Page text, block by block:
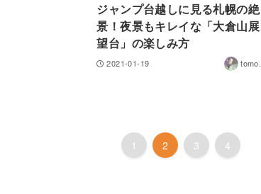
ジャンプ台越しに見る札幌の絶
景！夜景もキレイな「大倉山展
望台」の楽しみ方
2021-01-19 tomo.
1 2 3 4